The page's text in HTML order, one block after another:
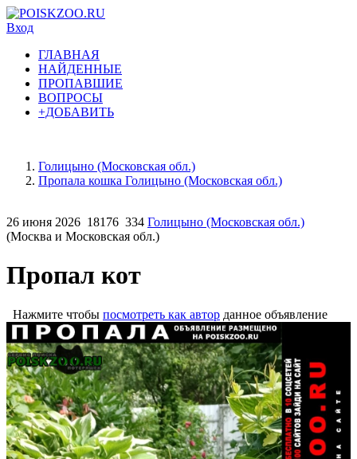
Вход
ГЛАВНАЯ
НАЙДЕННЫЕ
ПРОПАВШИЕ
ВОПРОСЫ
+ДОБАВИТЬ
Голицыно (Московская обл.)
Пропала кошка Голицыно (Московская обл.)
26 июня 2026 18176 334 Голицыно (Московская обл.)
(Москва и Московская обл.)
Пропал кот
Нажмите чтобы посмотреть как автор данное объявление